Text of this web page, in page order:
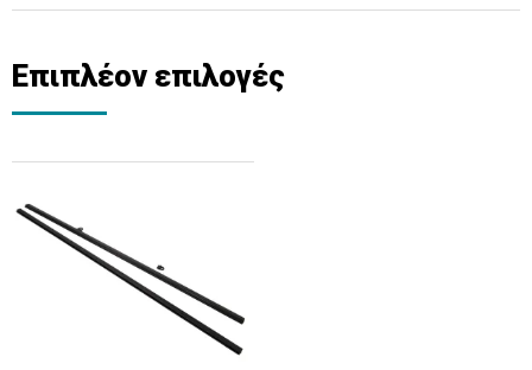
Επιπλέον επιλογές